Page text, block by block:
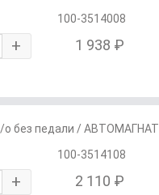
100-3514008
+ 1 938 ₽
о без педали / АВТОМАГНАТ
100-3514108
+ 2 110 ₽